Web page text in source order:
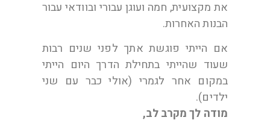
את מקצועית, חמה ועוגן עבורי ובוודאי עבור
הבנות האחרות.
אם הייתי פוגשת אתך לפני שנים רבות
שעוד שהייתי בתחילת הדרך היום הייתי
במקום אחר לגמרי (אולי כבר עם שני
ילדים).
מודה לך מקרב לב,